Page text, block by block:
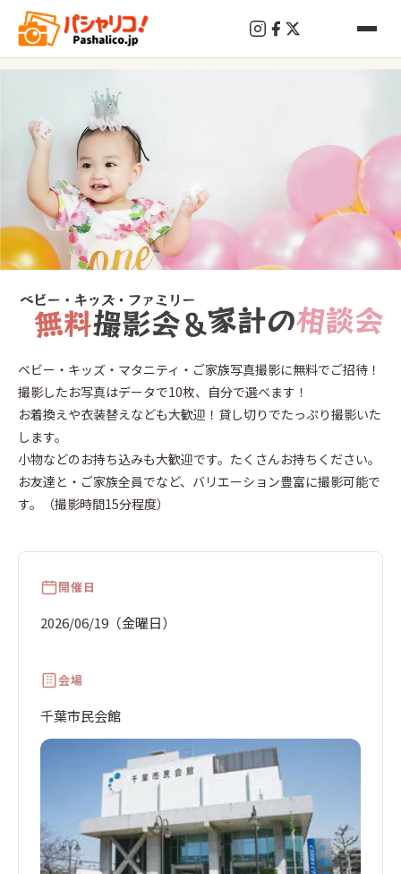
終
了
千葉
2026年
6月19
日 金
ベビー・キッズ・マタニティ・ご家族写真撮影に無料でご招待！
撮影したお写真はデータで10枚、自分で選べます！
お着換えや衣装替えなども大歓迎！貸し切りでたっぷり撮影いた
します。
小物などのお持ち込みも大歓迎です。たくさんお持ちください。
お友達と・ご家族全員でなど、バリエーション豊富に撮影可能で
す。（撮影時間15分程度）
開催日
2026/06/19（金曜日）
会場
千葉市民会館